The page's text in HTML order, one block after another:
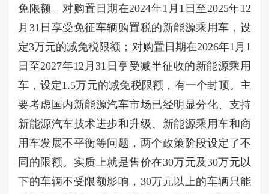
免限额。对购置日期在2024年1月1日至2025年12
月31日享受免征车辆购置税的新能源乘用车，设
定3万元的减免税限额；对购置日期在2026年1月1
日至2027年12月31日享受减半征收的新能源乘用
车，设定1.5万元的减免税限额，有一个封顶。主
要考虑国内新能源汽车市场已经明显分化、支持
新能源汽车技术进步和升级、新能源乘用车和商
用车发展不平衡等问题，两个政策阶段设定了不
同的限额。实质上就是售价在30万元及30万元以
下的车辆不受限额影响，30万元以上的车辆只能